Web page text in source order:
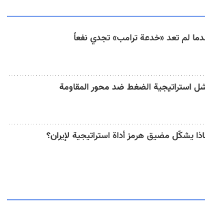
لم تعد «خدعة ترامب» تجدي نفعاً
استراتيجية الضغط ضد محور المقاومة
يشكّل مضيق هرمز أداة استراتيجية لإيران؟